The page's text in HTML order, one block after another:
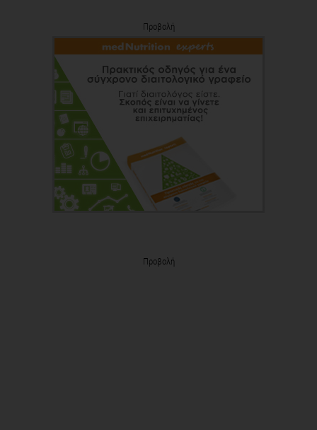
Προβολή
Προβολή